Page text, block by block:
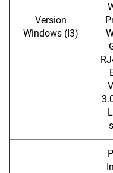
Version
Windows (I3)